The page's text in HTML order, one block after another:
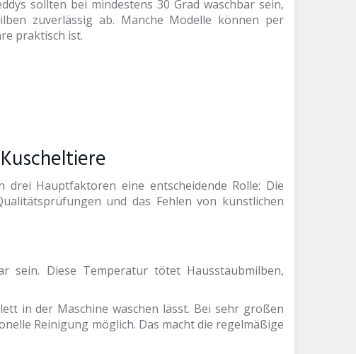
sollten bei mindestens 30 Grad waschbar sein,
zuverlässig ab. Manche Modelle können per
praktisch ist.
Hauptfaktoren eine entscheidende Rolle: Die
und das Fehlen von künstlichen
sein. Diese Temperatur tötet Hausstaubmilben,
in der Maschine waschen lässt. Bei sehr großen
Reinigung möglich. Das macht die regelmäßige